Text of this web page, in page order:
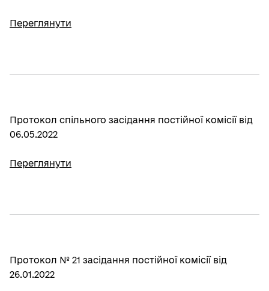
Переглянути
Протокол спільного засідання постійної комісії від
06.05.2022
Переглянути
Протокол № 21 засідання постійної комісії від
26.01.2022